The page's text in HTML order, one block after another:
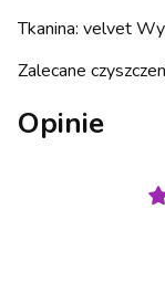
Tkanina: velvet
Zalecane
Opinie